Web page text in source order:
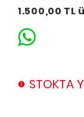
1.500,00
STOKTA